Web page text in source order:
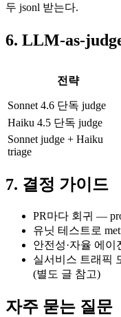
두 jsonl 받는다.
6. LLM-as-
전략
Sonnet 4.6 단독 judge
Haiku 4.5 단독 judge
Sonnet judge + Haiku
triage
7. 결정 가이드
PR마다 회귀 —
유닛 테스트로
안전성·자율 에이
실서비스 트래픽
(별도 글 참고)
자주 묻는 질문